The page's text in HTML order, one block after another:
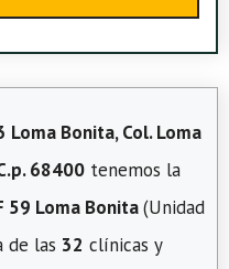
Bonita, Col. Loma
68400 tenemos la
59 Loma Bonita(Unidad
de las 32 clínicas y